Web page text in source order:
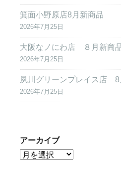
箕面小野原店8月新商品
2026年7月25日
大阪なノにわ店 ８月新商
2026年7月25日
夙川グリーンプレイス店 8
2026年7月25日
アーカイブ